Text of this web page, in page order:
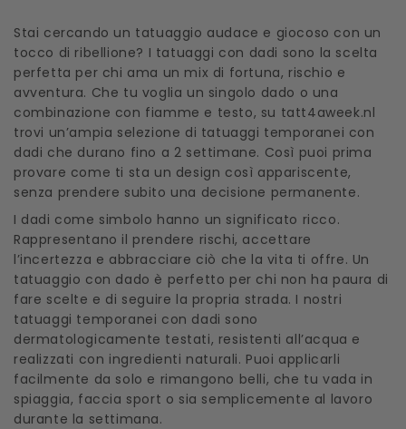
Stai cercando un tatuaggio audace e giocoso con un
tocco di ribellione? I tatuaggi con dadi sono la scelta
perfetta per chi ama un mix di fortuna, rischio e
avventura. Che tu voglia un singolo dado o una
combinazione con fiamme e testo, su tatt4aweek.nl
trovi un’ampia selezione di tatuaggi temporanei con
dadi che durano fino a 2 settimane. Così puoi prima
provare come ti sta un design così appariscente,
senza prendere subito una decisione permanente.
I dadi come simbolo hanno un significato ricco.
Rappresentano il prendere rischi, accettare
l’incertezza e abbracciare ciò che la vita ti offre. Un
tatuaggio con dado è perfetto per chi non ha paura di
fare scelte e di seguire la propria strada. I nostri
tatuaggi temporanei con dadi sono
dermatologicamente testati, resistenti all’acqua e
realizzati con ingredienti naturali. Puoi applicarli
facilmente da solo e rimangono belli, che tu vada in
spiaggia, faccia sport o sia semplicemente al lavoro
durante la settimana.